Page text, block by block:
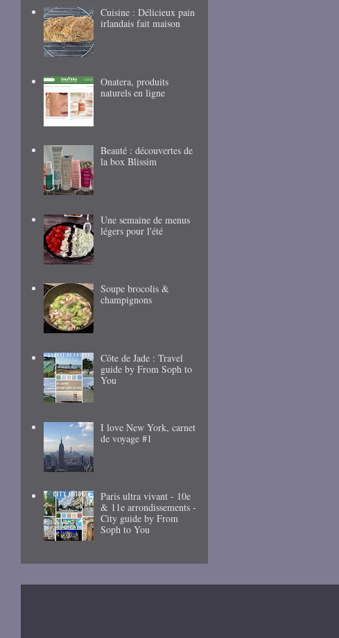
Cuisine : Délicieux pain
irlandais fait maison
Onatera, produits
naturels en ligne
Beauté : découvertes de
la box Blissim
Une semaine de menus
légers pour l'été
Soupe brocolis &
champignons
Côte de Jade : Travel
guide by From Soph to
You
I love New York, carnet
de voyage #1
Paris ultra vivant - 10e
& 11e arrondissements -
City guide by From
Soph to You